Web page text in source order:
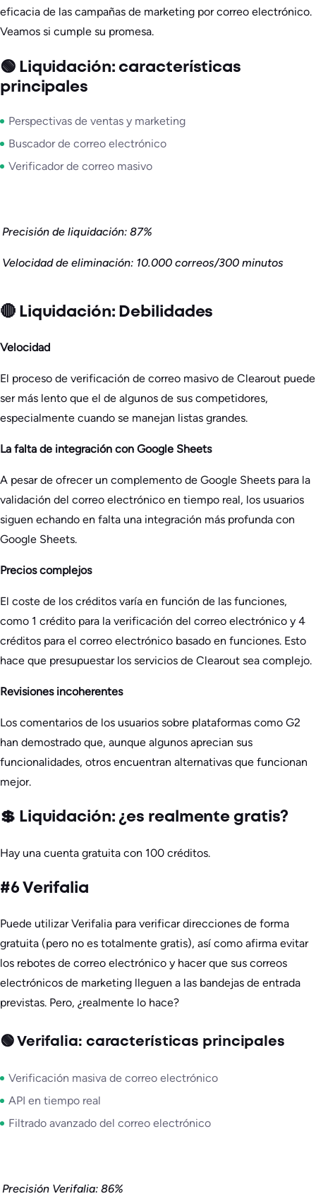
eficacia de las campañas de marketing por correo electrónico.
Veamos si cumple su promesa.
🟢 Liquidación: características
principales
Perspectivas de ventas y marketing
Buscador de correo electrónico
Verificador de correo masivo
Precisión de liquidación: 87%
Velocidad de eliminación: 10.000 correos/300 minutos
🔴 Liquidación: Debilidades
Velocidad
El proceso de verificación de correo masivo de Clearout puede
ser más lento que el de algunos de sus competidores,
especialmente cuando se manejan listas grandes.
La falta de integración con Google Sheets
A pesar de ofrecer un complemento de Google Sheets para la
validación del correo electrónico en tiempo real, los usuarios
siguen echando en falta una integración más profunda con
Google Sheets.
Precios complejos
El coste de los créditos varía en función de las funciones,
como 1 crédito para la verificación del correo electrónico y 4
créditos para el correo electrónico basado en funciones. Esto
hace que presupuestar los servicios de Clearout sea complejo.
Revisiones incoherentes
Los comentarios de los usuarios sobre plataformas como G2
han demostrado que, aunque algunos aprecian sus
funcionalidades, otros encuentran alternativas que funcionan
mejor.
💲 Liquidación: ¿es realmente gratis?
Hay una cuenta gratuita con 100 créditos.
#6 Verifalia
Puede utilizar Verifalia para verificar direcciones de forma
gratuita (pero no es totalmente gratis), así como afirma evitar
los rebotes de correo electrónico y hacer que sus correos
electrónicos de marketing lleguen a las bandejas de entrada
previstas. Pero, ¿realmente lo hace?
🟢 Verifalia: características principales
Verificación masiva de correo electrónico
API en tiempo real
Filtrado avanzado del correo electrónico
Precisión Verifalia: 86%